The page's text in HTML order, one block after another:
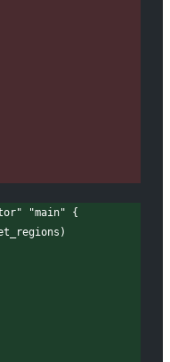
"main" {